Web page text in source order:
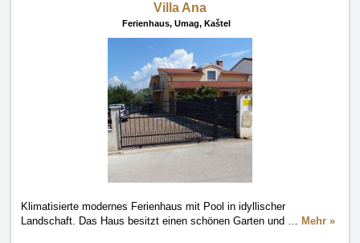
Villa Ana
Ferienhaus, Umag, Kaštel
Klimatisierte modernes Ferienhaus mit Pool in idyllischer
Landschaft. Das Haus besitzt einen schönen Garten und … Mehr »